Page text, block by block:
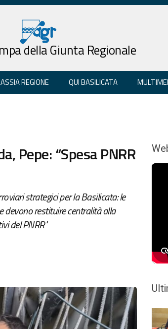
della Giunta Regionale
REGIONE QUI BASILICATA
Pepe: “Spesa PNRR
strategici per la Basilicata: le
devono restituire centralità alla
del PNRR"